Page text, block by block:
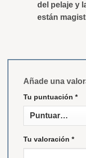
del pelaje y
están
Añade una
Tu puntuación *
Tu valoración *